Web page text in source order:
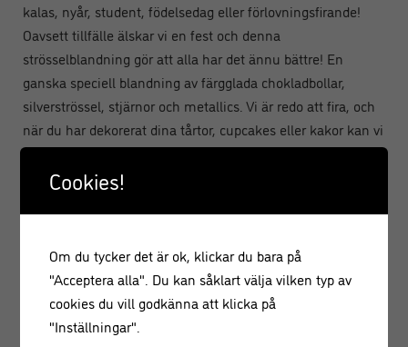
kalas, nyår, student, födelsedag eller förlovningsfirande!
Oavsett tillfälle älskar vi en fest och denna
strösselblandning gör att alla har det ännu bättre! En
ganska speciell blandning av färgglada chokladbollar,
silverströssel, stjärnor och metallics. Vi är redo att fira, och
när du har dekorerat dina tårtor, cupcakes eller kakor kan vi
få igång den här festen!
Socker, stärkelse (VETE, majs, potatis, ris), mjöl (VETE,
mältat VETE, ris), VETEGLUTEN, vegetabiliska oljor (solros,
HELMJÖLKSPULVER, kakaosmör, kakaomassa, färg (E100,
E101, E120, E122*, E124*, E131, E132, E133, E141, E153,
E160a, E172, E173, E174), matfärg (naturlig vaniljsmak),
arom, ytbehandlingsmedel (E901, E903, E904),
Cookies!
Om du tycker det är ok, klickar du bara på
"Acceptera alla". Du kan såklart välja vilken typ av
cookies du vill godkänna att klicka på
"Inställningar".